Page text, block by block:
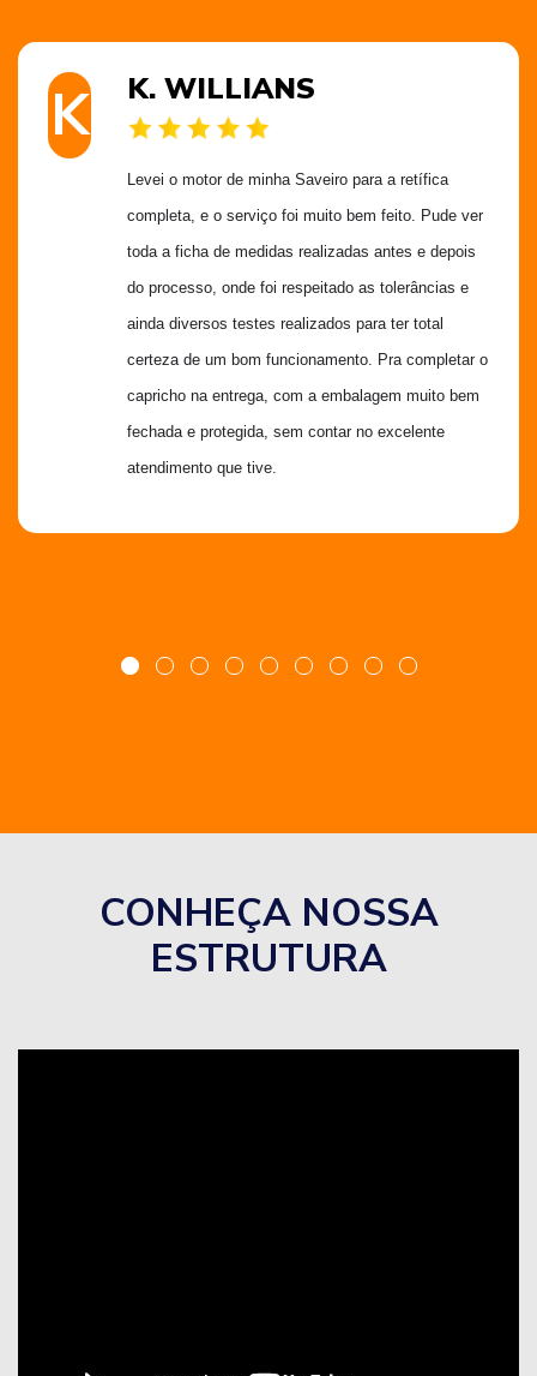
K K. WILLIANS
Levei o motor de minha Saveiro para a retífica
completa, e o serviço foi muito bem feito. Pude ver
toda a ficha de medidas realizadas antes e depois
do processo, onde foi respeitado as tolerâncias e
ainda diversos testes realizados para ter total
certeza de um bom funcionamento. Pra completar o
capricho na entrega, com a embalagem muito bem
fechada e protegida, sem contar no excelente
atendimento que tive.
CONHEÇA NOSSA
ESTRUTURA